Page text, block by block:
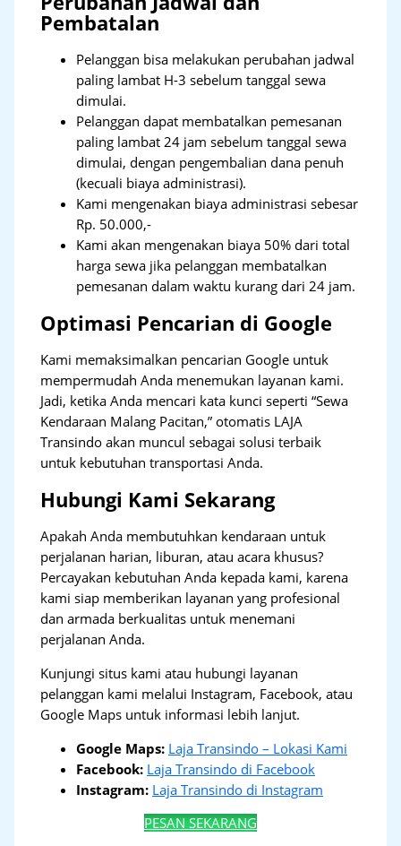
Pembatalan
Pelanggan bisa melakukan perubahan jadwal
paling lambat H-3 sebelum tanggal sewa
dimulai.
Pelanggan dapat membatalkan pemesanan
paling lambat 24 jam sebelum tanggal sewa
dimulai, dengan pengembalian dana penuh
(kecuali biaya administrasi).
Kami mengenakan biaya administrasi sebesar
Rp. 50.000,-
Kami akan mengenakan biaya 50% dari total
harga sewa jika pelanggan membatalkan
pemesanan dalam waktu kurang dari 24 jam.
Optimasi Pencarian di Google
Kami memaksimalkan pencarian Google untuk
mempermudah Anda menemukan layanan kami.
Jadi, ketika Anda mencari kata kunci seperti “Sewa
Kendaraan Malang Pacitan,” otomatis LAJA
Transindo akan muncul sebagai solusi terbaik
untuk kebutuhan transportasi Anda.
Hubungi Kami Sekarang
Apakah Anda membutuhkan kendaraan untuk
perjalanan harian, liburan, atau acara khusus?
Percayakan kebutuhan Anda kepada kami, karena
kami siap memberikan layanan yang profesional
dan armada berkualitas untuk menemani
perjalanan Anda.
Kunjungi situs kami atau hubungi layanan
pelanggan kami melalui Instagram, Facebook, atau
Google Maps untuk informasi lebih lanjut.
Google Maps: Laja Transindo – Lokasi Kami
Facebook: Laja Transindo di Facebook
Instagram: Laja Transindo di Instagram
PESAN SEKARANG